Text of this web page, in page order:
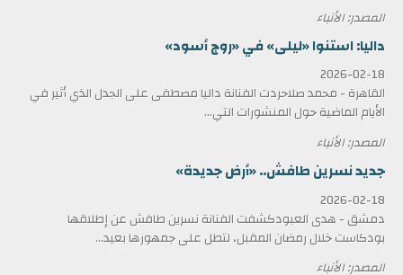
المصدر: الأنباء
داليا: استنوا «ليلى» في «روج أسود»
2026-02-18
القاهرة - محمد صلاحردت الفنانة داليا مصطفى على الجدل الذي أثير في
الأيام الماضية حول المنشورات التي...
المصدر: الأنباء
جديد نسرين طافش.. «أرض جديدة»
2026-02-18
دمشق - هدى العبودكشفت الفنانة نسرين طافش عن إطلاقها
بودكاست خلال رمضان المقبل، لتطل على جمهورها بعيد...
المصدر: الأنباء